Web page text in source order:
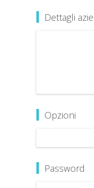
Dettagli
Opzioni
Password